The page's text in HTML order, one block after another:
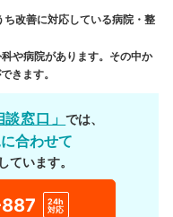
改善に対応している病院・整
や病院があります。その中か
きます。
談窓口」では、
合わせて
ています。
24h
対応